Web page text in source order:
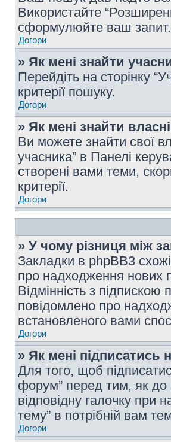
Використайте
сформулюйте ваш запит.
Догори
» Як мені знайти
Перейдіть на сторінку
критерії пошуку.
Догори
» Як мені знайти
Ви можете знайти свої
учасника” в Панелі
створені вами теми,
критерії.
Догори
» У чому різниця між
Закладки в phpBB3
про надходження нових
Відмінність з
повідомлено про
встановленого вами
Догори
» Як мені
Для того, щоб
форум” перед тим, як до
відповідну галочку при
тему” в потрібній вам
Догори